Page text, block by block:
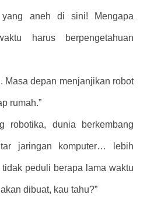
yang aneh di sini! Mengapa
harus berpengetahuan
Masa depan menjanjikan robot
rumah.”
robotika, dunia berkembang
jaringan komputer… lebih
peduli berapa lama waktu
dibuat, kau tahu?”